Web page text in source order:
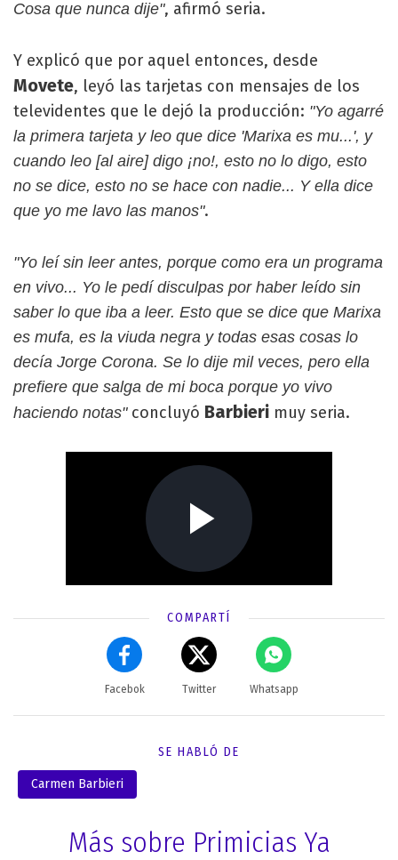
Cosa que nunca dije", afirmó seria.
Y explicó que por aquel entonces, desde
Movete, leyó las tarjetas con mensajes de los
televidentes que le dejó la producción: "Yo agarré
la primera tarjeta y leo que dice 'Marixa es mu...', y
cuando leo [al aire] digo ¡no!, esto no lo digo, esto
no se dice, esto no se hace con nadie... Y ella dice
que yo me lavo las manos".
"Yo leí sin leer antes, porque como era un programa
en vivo... Yo le pedí disculpas por haber leído sin
saber lo que iba a leer. Esto que se dice que Marixa
es mufa, es la viuda negra y todas esas cosas lo
decía Jorge Corona. Se lo dije mil veces, pero ella
prefiere que salga de mi boca porque yo vivo
haciendo notas"concluyó Barbieri muy seria.
COMPARTÍ
Facebok Twitter Whatsapp
SE HABLÓ DE
Carmen Barbieri
Más sobre Primicias Ya